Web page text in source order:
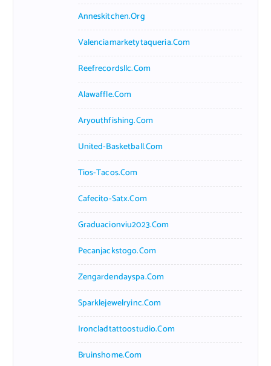
Anneskitchen.org
Valenciamarketytaqueria.com
Reefrecordsllc.com
Alawaffle.com
Aryouthfishing.com
United-Basketball.com
Tios-Tacos.com
Cafecito-Satx.com
Graduacionviu2023.com
Pecanjackstogo.com
Zengardendayspa.com
Sparklejewelryinc.com
Ironcladtattoostudio.com
Bruinshome.com